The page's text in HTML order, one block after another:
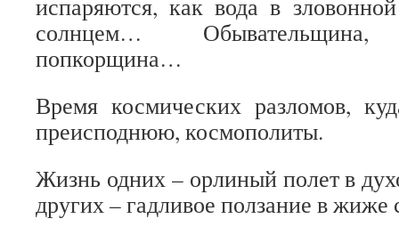
испаряются, как вода в
солнцем… Обывательщина,
попкорщина…
Время космических разломов,
преисподнюю, космополиты.
Жизнь одних – орлиный полет в
других – гадливое ползание в жиже